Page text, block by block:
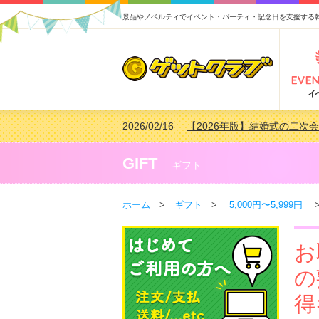
景品やノベルティでイベント・パーティ・記念日を支援する
2026/02/16【2026年版】結婚式の二次
2026/02/03【2026年版】ゴルフコンペ
2026/07/15
2026/04/03【2026年版】ゴルフコンペ
GIFT ギフト
ホーム > ギフト > 5,000円〜5,999円 >